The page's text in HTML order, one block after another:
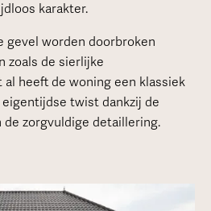
karakter.
gevel worden doorbroken
zoals de sierlijke
heeft de woning een klassiek
twist dankzij de
zorgvuldige detaillering.